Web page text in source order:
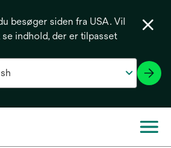
besøger siden fra USA. Vil
indhold, der er tilpasset